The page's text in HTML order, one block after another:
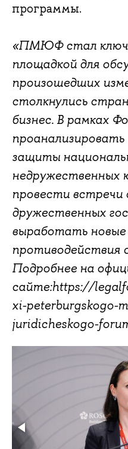
программы.
«ПМЮФ стал
площадкой для
произошедших
столкнулись
бизнес. В рамках
защиты
недружественных
провести встречи
дружественных
выработать новые
противодействия
Подробнее на
сайте:https://
xi-peterburgskogo-
juridicheskogo-